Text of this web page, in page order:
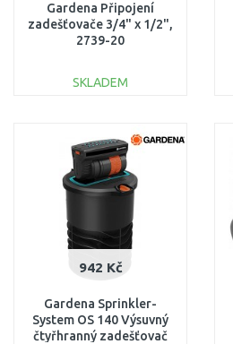
Gardena Připojení
zadešťovače 3/4" x 1/2",
2739-20
SKLADEM
Porovnat
942 Kč
Gardena Sprinkler-
System OS 140 Výsuvný
čtyřhranný zadešťovač